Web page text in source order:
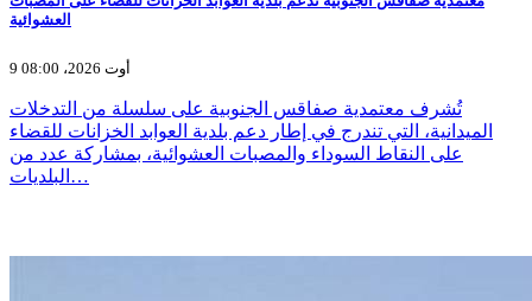
العشوائية
9 أوت 2026، 08:00
تُشرف معتمدية صفاقس الجنوبية على سلسلة من التدخلات
الميدانية، التي تندرج في إطار دعم بلدية العوابد الخزانات للقضاء
على النقاط السوداء والمصبات العشوائية، بمشاركة عدد من
البلديات…